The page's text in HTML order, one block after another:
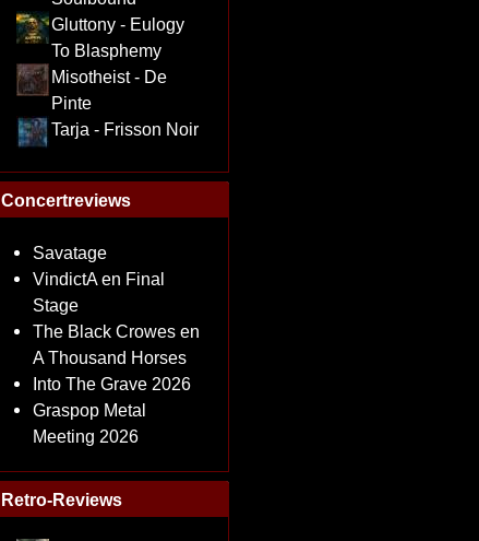
Gluttony - Eulogy
To Blasphemy
Misotheist - De
Pinte
Tarja - Frisson Noir
Concertreviews
Savatage
VindictA en Final
Stage
The Black Crowes en
A Thousand Horses
Into The Grave 2026
Graspop Metal
Meeting 2026
Retro-Reviews